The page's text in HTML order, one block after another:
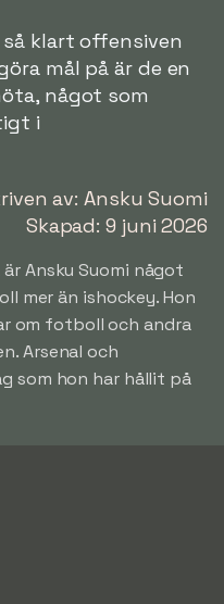
klart offensiven
mål på är de en
något som
i
av: Ansku Suomi
Skapad: 9 juni 2026
Ansku Suomi något
mer än ishockey. Hon
om fotboll och andra
Arsenal och
som hon har hållit på